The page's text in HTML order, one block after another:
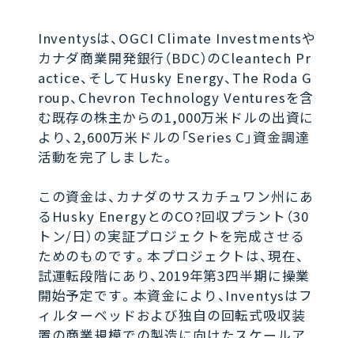
Inventysは、OGCI Climate Investmentsや
カナダ商業開発銀行（BDC）のCleantech Pr
actice、そしてHusky Energy、The Roda G
roup、Chevron Technology Venturesを含
む既存の株主からの1,000万米ドルの出資に
より、2,600万米ドルの「Series C」資金調達
活動を完了しました。
この資金は、カナダのサスカチュワン州にあ
るHusky EnergyとのCO?回収プラント（30
トン/日）の実証プロジェクトを完成させる
ためのものです。本プロジェクトは、現在、
試運転段階にあり、2019年第3四半期に操業
開始予定です。本資金により、Inventysはフ
ィルターベッドおよび独自の回転式吸収装